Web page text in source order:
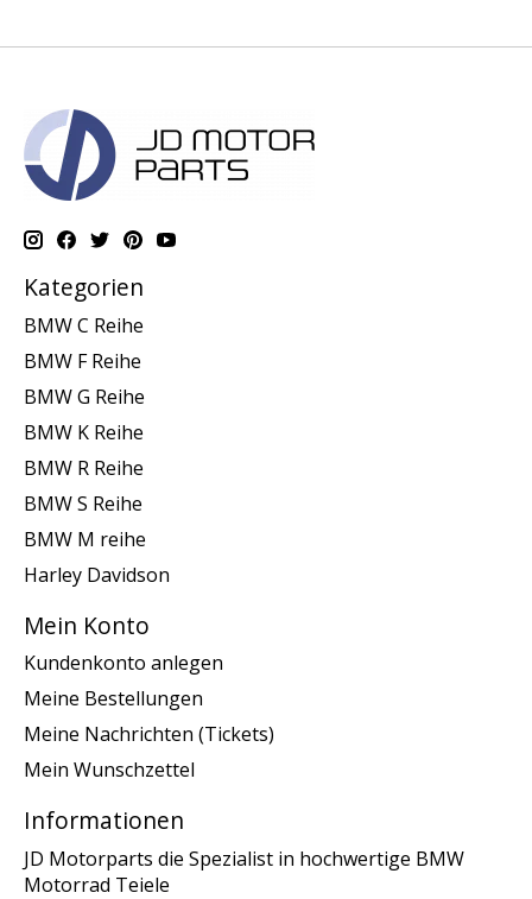
Kategorien
BMW C Reihe
BMW F Reihe
BMW G Reihe
BMW K Reihe
BMW R Reihe
BMW S Reihe
BMW M reihe
Harley Davidson
Mein Konto
Kundenkonto anlegen
Meine Bestellungen
Meine Nachrichten (Tickets)
Mein Wunschzettel
Informationen
JD Motorparts die Spezialist in hochwertige BMW
Motorrad Teiele